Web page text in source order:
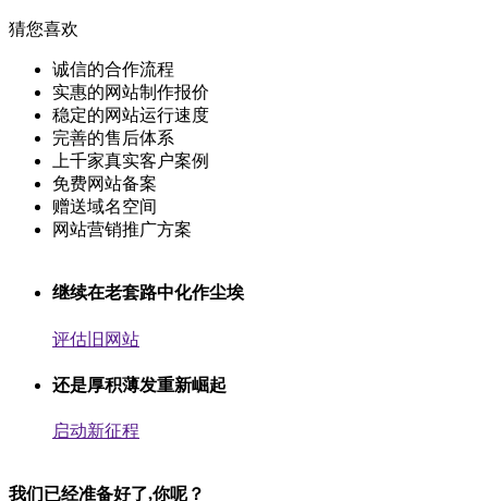
猜您喜欢
诚信的合作流程
实惠的网站制作报价
稳定的网站运行速度
完善的售后体系
上千家真实客户案例
免费网站备案
赠送域名空间
网站营销推广方案
继续在老套路中化作尘埃
评估旧网站
还是厚积薄发重新崛起
启动新征程
我们已经准备好了,你呢？